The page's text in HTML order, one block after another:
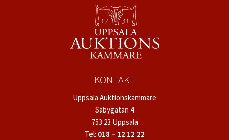
KONTAKT
Uppsala Auktionskammare
Säbygatan 4
753 23 Uppsala
Tel: 018 – 12 12 22